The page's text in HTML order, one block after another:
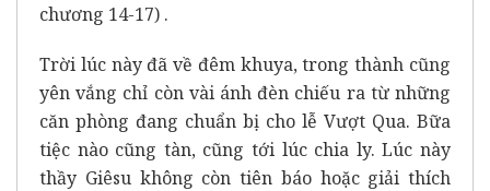
chương 14-17) .
Trời lúc này đã về đêm khuya, trong thành cũng
yên vắng chỉ còn vài ánh đèn chiếu ra từ những
căn phòng đang chuẩn bị cho lễ Vượt Qua. Bữa
tiệc nào cũng tàn, cũng tới lúc chia ly. Lúc này
thầy Giêsu không còn tiên báo hoặc giải thích